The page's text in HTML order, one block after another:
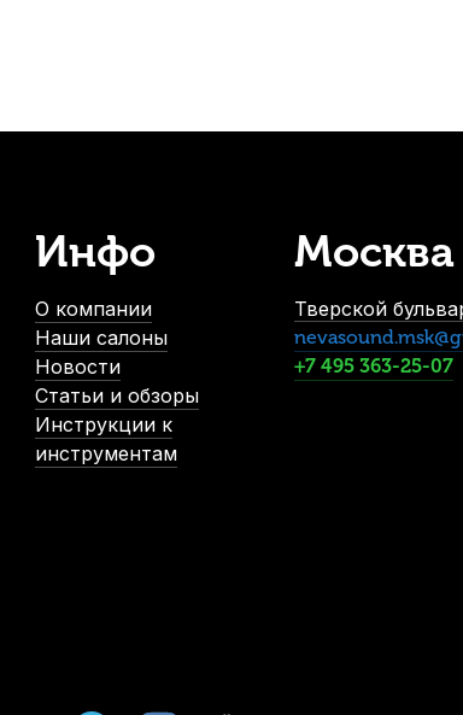
Инфо
О компании
Наши салоны
Новости
Статьи и обзоры
Инструкции к
инструментам
Москва
Тверской
+7 495 363-25-07